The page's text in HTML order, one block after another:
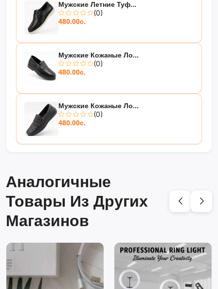
Мужские Летние Туф...
(0)
480.00с.
Мужские Кожаные Ло...
(0)
480.00с.
Мужские Кожаные Ло...
(0)
480.00с.
Аналогичные
Товары Из Других
Магазинов